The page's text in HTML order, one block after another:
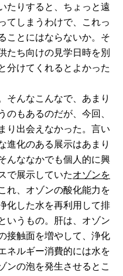
たりすると、ちょっと遠
てしまうわけで、これっ
ことにはならないか。そ
たち向けの見学日時を別
分けてくれるとよかった
んなこんなで、あまり
のもあるのだが、今回、
り出会えなかった。言い
進化のある展示はあまり
んななかでも個人的に興
で展示していたオゾンを
れ、オゾンの酸化能力を
化した水を再利用して排
いうもの。肝は、オゾン
接触面を増やして、浄化
ネルギー消費的には水を
ンの泡を発生させるとこ